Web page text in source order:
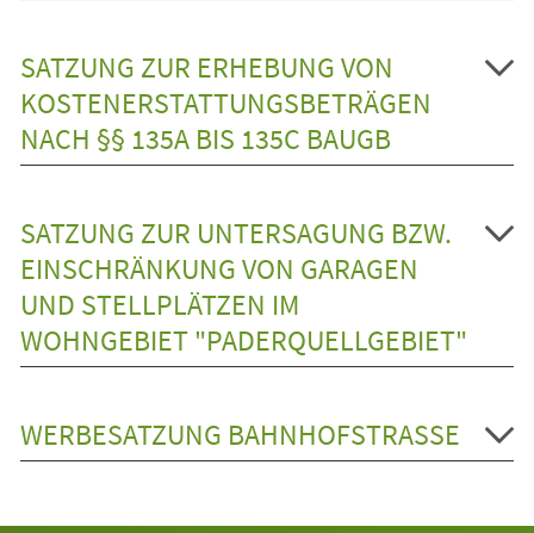
SATZUNG ZUR ERHEBUNG VON
KOSTENERSTATTUNGSBETRÄGEN
NACH §§ 135A BIS 135C BAUGB
SATZUNG ZUR UNTERSAGUNG BZW.
EINSCHRÄNKUNG VON GARAGEN
UND STELLPLÄTZEN IM
WOHNGEBIET "PADERQUELLGEBIET"
WERBESATZUNG BAHNHOFSTRASSE